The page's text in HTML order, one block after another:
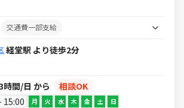
交通費一部支給
経堂駅 より徒歩2分
間/日 から
相談OK
15:00 月 火 水 木 金 土 日